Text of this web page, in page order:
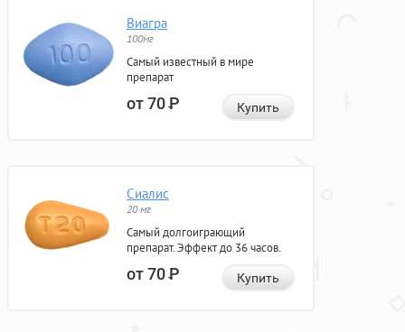
Виагра
100мг
Самый известный в мире
препарат
от 70Р Купить
Сиалис
20 мг
Самый долгоиграющий
препарат. Эффект до 36 часов.
от 70Р Купить